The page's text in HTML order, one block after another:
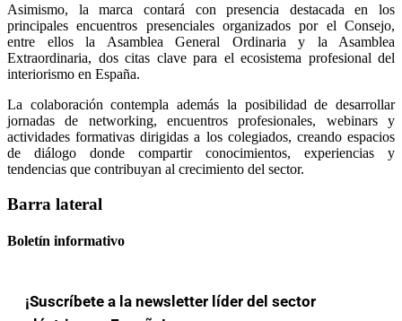
Asimismo, la marca contará con presencia destacada en los
principales encuentros presenciales organizados por el Consejo,
entre ellos la Asamblea General Ordinaria y la Asamblea
Extraordinaria, dos citas clave para el ecosistema profesional del
interiorismo en España.
La colaboración contempla además la posibilidad de desarrollar
jornadas de networking, encuentros profesionales, webinars y
actividades formativas dirigidas a los colegiados, creando espacios
de diálogo donde compartir conocimientos, experiencias y
tendencias que contribuyan al crecimiento del sector.
Barra lateral
Boletín informativo
¡Suscríbete a la newsletter líder del sector